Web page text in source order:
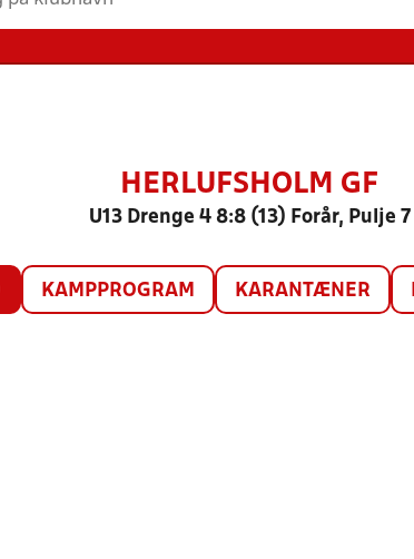
HERLUFSHOLM GF
U13 Drenge 4 8:8 (13) Forår, Pulje 7
KAMPPROGRAM KARANTÆNER